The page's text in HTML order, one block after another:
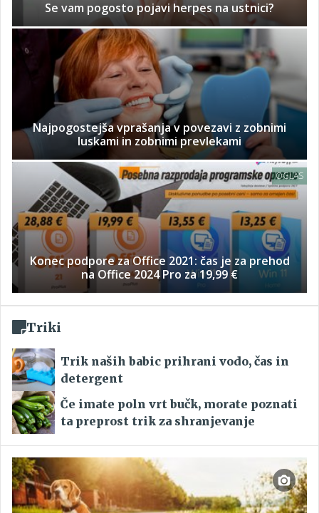
Se vam pogosto pojavi herpes na ustnici?
Najpogostejša vprašanja v povezavi z zobnimi
luskami in zobnimi prevlekami
OGLAS
Konec podpore za Office 2021: čas je za prehod
na Office 2024 Pro za 19,99 €
Triki
Trik naših babic prihrani vodo, čas in
detergent
Če imate poln vrt bučk, morate poznati
ta preprost trik za shranjevanje